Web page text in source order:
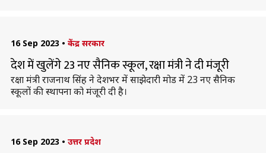
16 Sep 2023 • केंद्र सरकार
देश में खुलेंगे 23 नए सैनिक स्कूल, रक्षा मंत्री ने दी मंजूरी
रक्षा मंत्री राजनाथ सिंह ने देशभर में साझेदारी मोड में 23 नए सैनिक
स्कूलों की स्थापना को मंजूरी दी है।
16 Sep 2023 • उत्तर प्रदेश